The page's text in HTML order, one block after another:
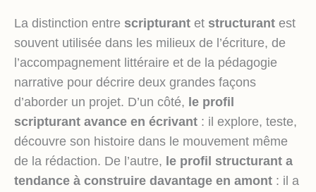
La distinction entre scripturantet structurantest
souvent utilisée dans les milieux de l’écriture, de
l’accompagnement littéraire et de la pédagogie
narrative pour décrire deux grandes façons
d’aborder un projet. D’un côté, le profil
scripturant avance en écrivant: il explore, teste,
découvre son histoire dans le mouvement même
de la rédaction. De l’autre, le profil structurant a
tendance à construire davantage en amont : il a